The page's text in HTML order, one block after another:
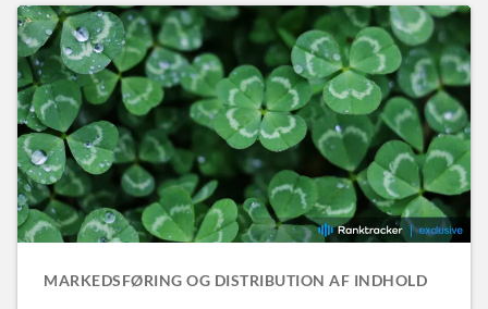
MARKEDSFØRING OG DISTRIBUTION AF INDHOLD